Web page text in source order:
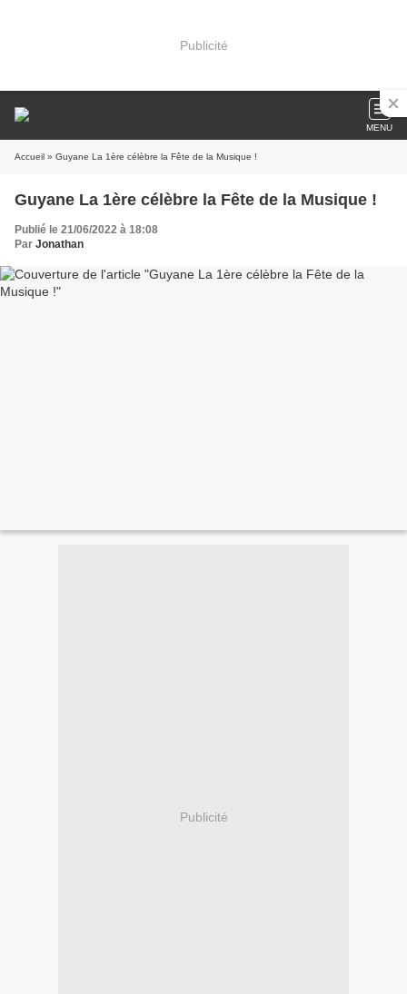
Publicité
MENU
Accueil » Guyane La 1ère célèbre la Fête de la Musique !
Guyane La 1ère célèbre la Fête de la Musique !
Publié le 21/06/2022 à 18:08
Par Jonathan
Publicité